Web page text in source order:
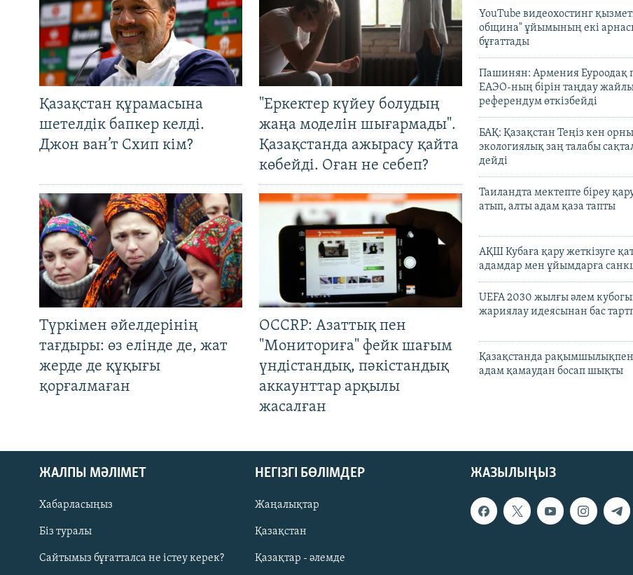
Русский
Қазақстан құрамасына
шетелдік бапкер келді.
Джон ван’т Схип кім?
"Еркектер күйеу болудың
жаңа моделін шығармады".
Қазақстанда ажырасу қайта
көбейді. Оған не себеп?
Түркімен әйелдерінің
тағдыры: өз елінде де, жат
жерде де құқығы
қорғалмаған
OCCRP: Азаттық пен
"Мониториға" фейк шағым
үндістандық, пәкістандық
аккаунттар арқылы
жасалған
YouTube видеохостинг
община" ұйымының екі
бұғаттады
Пашинян: Армения Еуроодақ
ЕАЭО-ның бірін таңдау
референдум өткізбейді
БАҚ: Қазақстан Теңіз кен
экологиялық заң талабы
дейді
Таиландта мектепте біреу
атып, алты адам қаза тапты
АҚШ Кубаға қару жеткізуге
адамдар мен ұйымдарға
UEFA 2030 жылғы әлем
жариялау идеясынан бас
Қазақстанда
адам қамаудан босап шықты
ЖАЗЫЛЫҢЫЗ
ЖАЛПЫ МӘЛІМЕТ
Хабарласыңыз
Біз туралы
Сайтымыз бұғатталса не істеу керек?
НЕГІЗГІ БӨЛІМДЕР
Жаңалықтар
Қазақстан
Қазақтар - әлемде